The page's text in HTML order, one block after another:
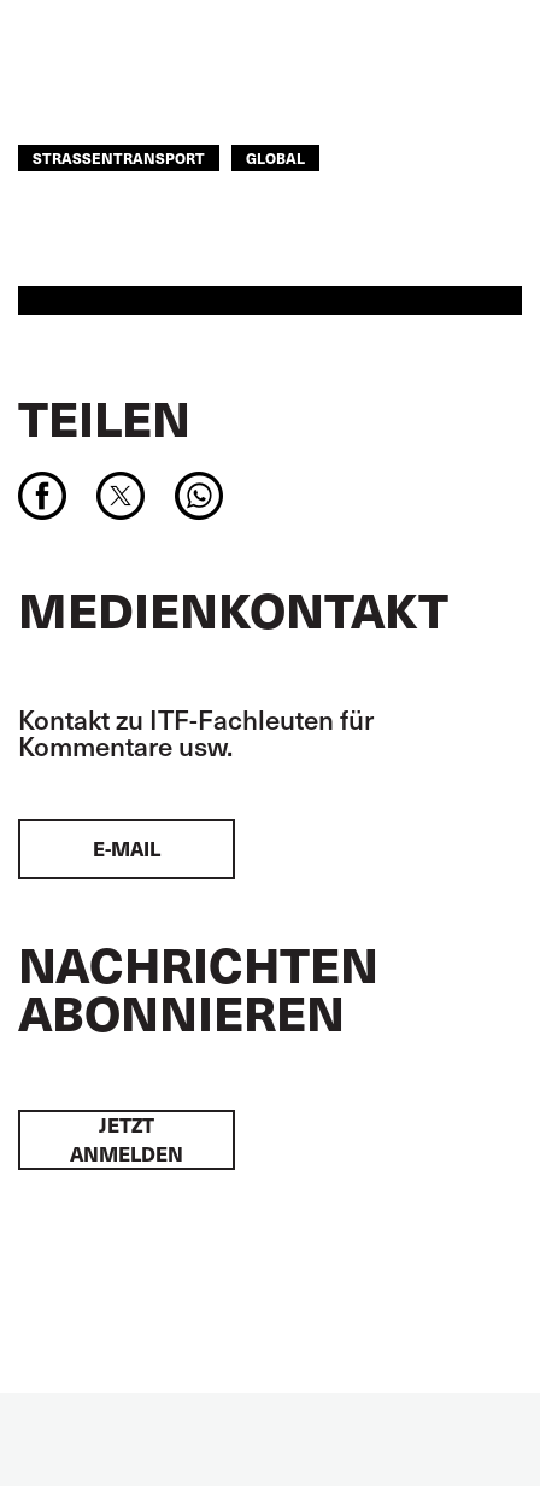
STRASSENTRANSPORT GLOBAL
TEILEN
MEDIENKONTAKT
Kontakt zu ITF-Fachleuten für
Kommentare usw.
E-MAIL
NACHRICHTEN
ABONNIEREN
JETZT
ANMELDEN